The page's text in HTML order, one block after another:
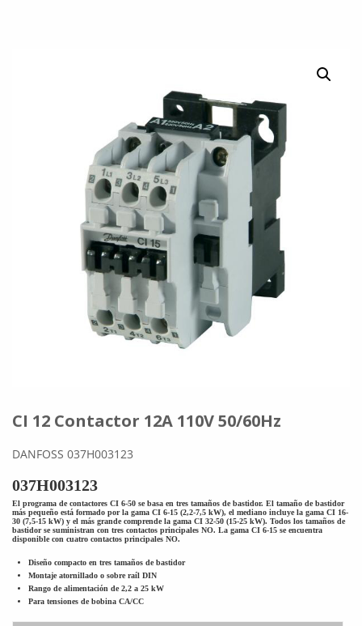
CI 12 Contactor 12A 110V 50/60Hz
DANFOSS 037H003123
037H003123
El programa de contactores CI 6-50 se basa en tres tamaños de bastidor. El tamaño de bastidor
más pequeño está formado por la gama CI 6-15 (2,2-7,5 kW), el mediano incluye la gama CI 16-
30 (7,5-15 kW) y el más grande comprende la gama CI 32-50 (15-25 kW). Todos los tamaños de
bastidor se suministran con tres contactos principales NO. La gama CI 6-15 se encuentra
disponible con cuatro contactos principales NO.
Diseño compacto en tres tamaños de bastidor
Montaje atornillado o sobre raíl DIN
Rango de alimentación de 2,2 a 25 kW
Para tensiones de bobina CA/CC